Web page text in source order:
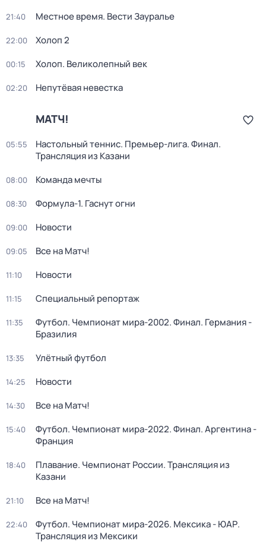
21:40 Местное время. Вести Зауралье
22:00 Холоп 2
00:15 Холоп. Великолепный век
02:20 Непутёвая невестка
МАТЧ!
05:55
Настольный теннис. Премьер-лига. Финал.
Трансляция из Казани
08:00 Команда мечты
08:30 Формула-1. Гаснут огни
09:00 Новости
09:05 Все на Матч!
11:10 Новости
11:15 Специальный репортаж
11:35
Футбол. Чемпионат мира-2002. Финал. Германия -
Бразилия
13:35 Улётный футбол
14:25 Новости
14:30 Все на Матч!
15:40
Футбол. Чемпионат мира-2022. Финал. Аргентина -
Франция
18:40
Плавание. Чемпионат России. Трансляция из
Казани
21:10 Все на Матч!
22:40
Футбол. Чемпионат мира-2026. Мексика - ЮАР.
Трансляция из Мексики